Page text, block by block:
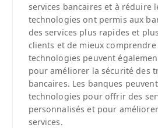
services bancaires et à réduire
technologies ont permis aux
des services plus rapides et
clients et de mieux comprendre
technologies peuvent
pour améliorer la sécurité des
bancaires. Les banques
technologies pour offrir des
personnalisés et pour
services.